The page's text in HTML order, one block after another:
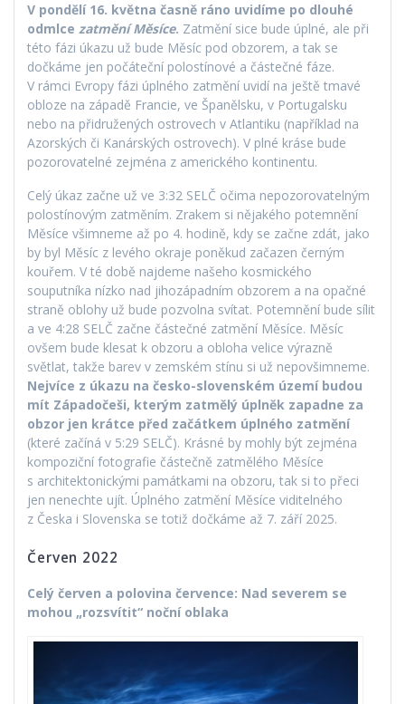
V pondělí 16. května časně ráno uvidíme po dlouhé
odmlce zatmění Měsíce. Zatmění sice bude úplné, ale při
této fázi úkazu už bude Měsíc pod obzorem, a tak se
dočkáme jen počáteční polostínové a částečné fáze.
V rámci Evropy fázi úplného zatmění uvidí na ještě tmavé
obloze na západě Francie, ve Španělsku, v Portugalsku
nebo na přidružených ostrovech v Atlantiku (například na
Azorských či Kanárských ostrovech). V plné kráse bude
pozorovatelné zejména z amerického kontinentu.
Celý úkaz začne už ve 3:32 SELČ očima nepozorovatelným
polostínovým zatměním. Zrakem si nějakého potemnění
Měsíce všimneme až po 4. hodině, kdy se začne zdát, jako
by byl Měsíc z levého okraje poněkud začazen černým
kouřem. V té době najdeme našeho kosmického
souputníka nízko nad jihozápadním obzorem a na opačné
straně oblohy už bude pozvolna svítat. Potemnění bude sílit
a ve 4:28 SELČ začne částečné zatmění Měsíce. Měsíc
ovšem bude klesat k obzoru a obloha velice výrazně
světlat, takže barev v zemském stínu si už nepovšimneme.
Nejvíce z úkazu na česko-slovenském území budou
mít Západočeši, kterým zatmělý úplněk zapadne za
obzor jen krátce před začátkem úplného zatmění
(které začíná v 5:29 SELČ). Krásné by mohly být zejména
kompoziční fotografie částečně zatmělého Měsíce
s architektonickými památkami na obzoru, tak si to přeci
jen nenechte ujít. Úplného zatmění Měsíce viditelného
z Česka i Slovenska se totiž dočkáme až 7. září 2025.
Červen 2022
Celý červen a polovina července: Nad severem se
mohou „rozsvítit“ noční oblaka